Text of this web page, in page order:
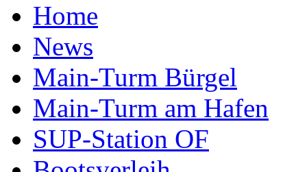
Home
News
Main-Turm Bürgel
Main-Turm am Hafen
SUP-Station OF